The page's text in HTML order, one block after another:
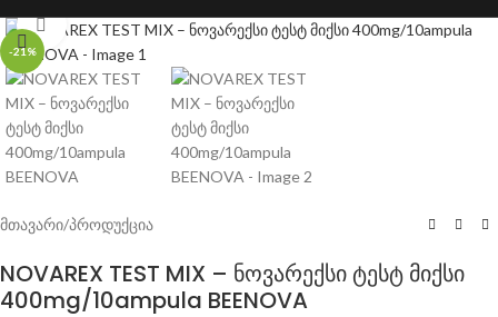
-21%
Click to enlarge
მთავარი/პროდუქცია
NOVAREX TEST MIX – ნოვარექსი ტესტ მიქსი
400mg/10ampula BEENOVA